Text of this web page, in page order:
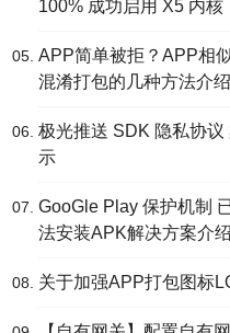
100% 成功启用 X5 内核
APP简单被拒？APP相
混淆打包的几种方法介绍
极光推送 SDK 隐私协
示
GooGle Play 保护机制
法安装APK解决方案介绍
关于加强APP打包图标